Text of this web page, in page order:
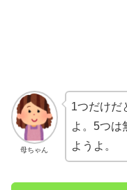
母ちゃん
1つだけだ
よ。5つは
ようよ。